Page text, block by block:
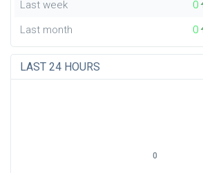
Last week
0
Last month
0
LAST 24 HOURS
0